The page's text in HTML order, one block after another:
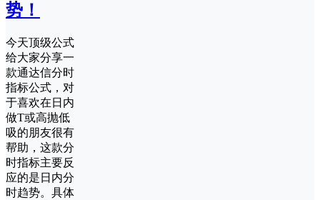
势！
今天顶级公式
给大家分享一
款通达信分时
指标公式，对
于喜欢在日内
做T或高抛低
吸的朋友很有
帮助，这款分
时指标主要反
应的是日内分
时趋势。具体